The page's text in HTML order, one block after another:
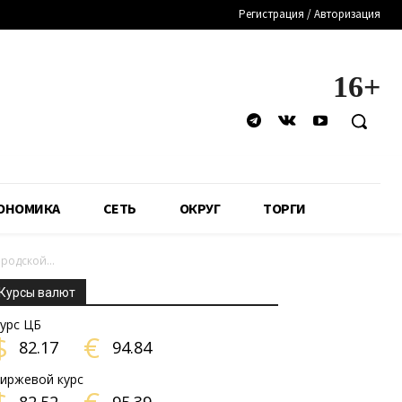
Регистрация / Авторизация
16+
СЕТЬ ОКРУГ ТОРГИ
Курсы валют
ЦБ
82.17 € 94.84
курс